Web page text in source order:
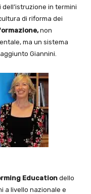
in termini
di riforma dei
non
ma un sistema
Giannini.
Education dello
a livello nazionale e